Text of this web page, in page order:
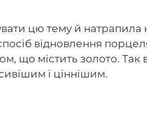
цю тему й
відновлення
що містить золото. Так
і ціннішим.